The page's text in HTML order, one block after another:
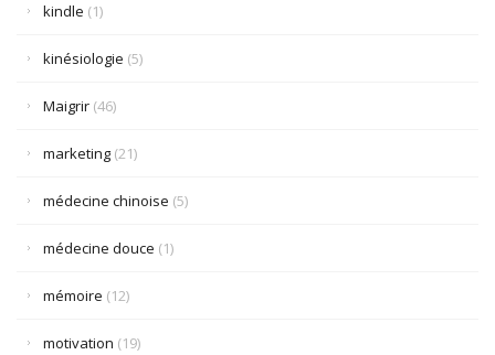
kindle (1)
kinésiologie (5)
Maigrir (46)
marketing (21)
médecine chinoise (5)
médecine douce (1)
mémoire (12)
motivation (19)